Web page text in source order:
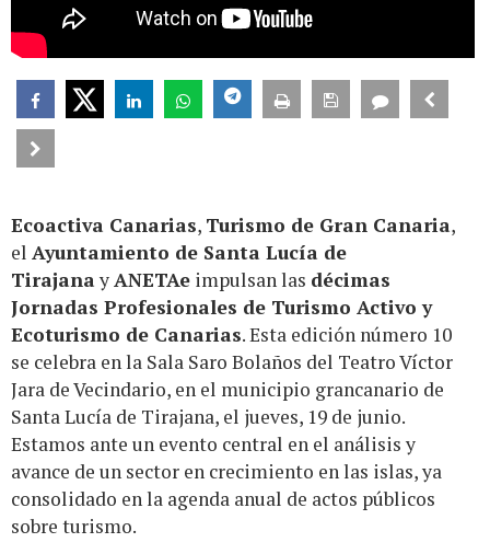
Ecoactiva Canarias, Turismo de Gran Canaria,
el Ayuntamiento de Santa Lucía de
Tirajana yANETAe impulsan las décimas
Jornadas Profesionales de Turismo Activo y
Ecoturismo de Canarias. Esta edición número 10
se celebra en la Sala Saro Bolaños del Teatro Víctor
Jara de Vecindario, en el municipio grancanario de
Santa Lucía de Tirajana, el jueves, 19 de junio.
Estamos ante un evento central en el análisis y
avance de un sector en crecimiento en las islas, ya
consolidado en la agenda anual de actos públicos
sobre turismo.